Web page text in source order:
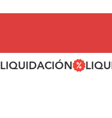
LIQUIDACIÓN